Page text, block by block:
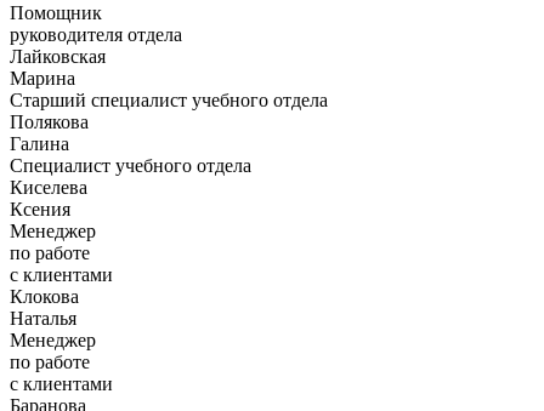
Помощник
руководителя отдела
Лайковская
Марина
Старший специалист учебного отдела
Полякова
Галина
Специалист учебного отдела
Киселева
Ксения
Менеджер
по работе
с клиентами
Клокова
Наталья
Менеджер
по работе
с клиентами
Баранова